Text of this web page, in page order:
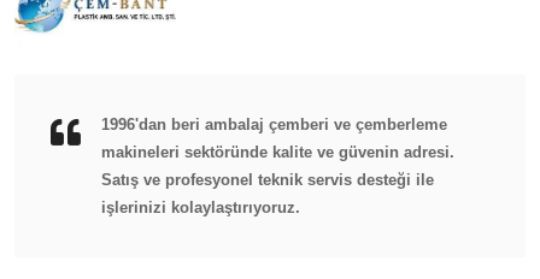
1996'dan beri ambalaj çemberi ve çemberleme
makineleri sektöründe kalite ve güvenin adresi.
Satış ve profesyonel teknik servis desteği ile
işlerinizi kolaylaştırıyoruz.